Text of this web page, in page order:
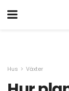
Hus Växter